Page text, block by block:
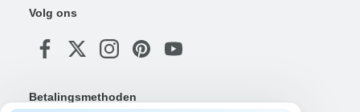
Volg ons
Betalingsmethoden